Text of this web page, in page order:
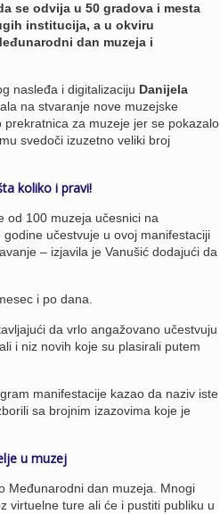
se odvija u 50 gradova i mesta
institucija, a u okviru
dan muzeja i
nasleđa i digitalizaciju Danijela
na stvaranje nove muzejske
za muzeje jer se pokazalo
svedoči izuzetno veliki broj
koliko i pravi!
od 100 muzeja učesnici na
učestvuje u ovoj manifestaciji
– izjavila je Vanušić dodajući da
i po dana.
da vrlo angažovano učestvuju
i niz novih koje su plasirali putem
manifestacije kazao da naziv iste
sa brojnim izazovima koje je
u muzej
Međunarodni dan muzeja. Mnogi
virtuelne ture ali će i pustiti publiku u